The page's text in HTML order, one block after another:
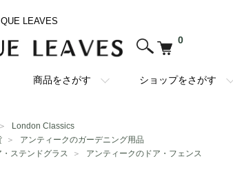
LEAVES
0
商品をさがす ショップをさがす
＞
London Classics
＞
アンティークのガーデニング用品
ステンドグラス ＞ アンティークのドア・フェンス